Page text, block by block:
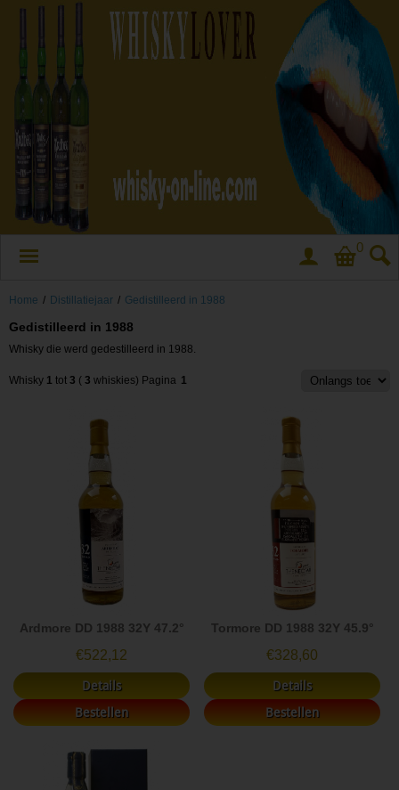
0
Home / Distillatiejaar / Gedistilleerd in 1988
Gedistilleerd in 1988
Whisky die werd gedestilleerd in 1988.
Whisky 1 tot 3 ( 3 whiskies) Pagina 1
Ardmore DD 1988 32Y 47.2°
€522,12
Details
Bestellen
Tormore DD 1988 32Y 45.9°
€328,60
Details
Bestellen